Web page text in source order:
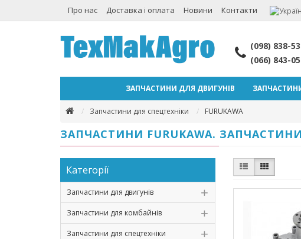
Про нас Доставка і оплата Новини Контакти
(098) 838-
(066) 843-
ЗАПЧАСТИНИ ДЛЯ ДВИГУНІВ
Запчастини для спецтехніки FURUKAWA
ЗАПЧАСТИНИ FURUKAWA. ЗАПЧАСТИНИ
Категорії
Запчастини для двигунів
Запчастини для комбайнів
Запчастини для спецтехніки